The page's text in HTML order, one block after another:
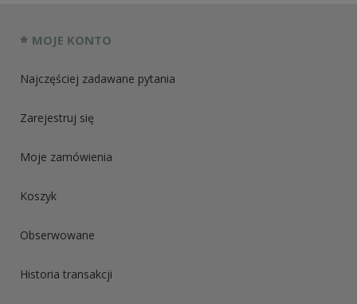
MOJE KONTO
Najczęściej zadawane pytania
Zarejestruj się
Moje zamówienia
Koszyk
Obserwowane
Historia transakcji